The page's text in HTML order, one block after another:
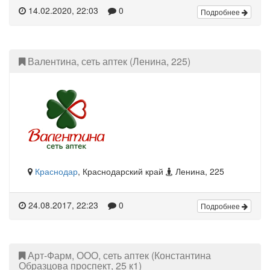
14.02.2020, 22:03 0 Подробнее
Валентина, сеть аптек (Ленина, 225)
Краснодар, Краснодарский край Ленина, 225
24.08.2017, 22:23 0 Подробнее
Арт-Фарм, ООО, сеть аптек (Константина
Образцова проспект, 25 к1)